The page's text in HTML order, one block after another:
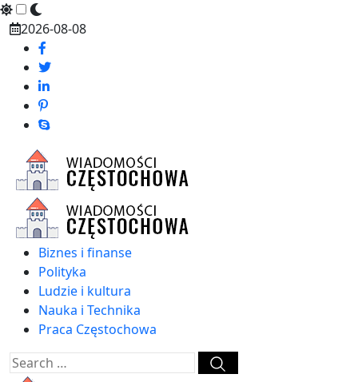
Skip
content
2026-08-08
Biznes i finanse
Polityka
Ludzie i kultura
Nauka i Technika
Praca Częstochowa